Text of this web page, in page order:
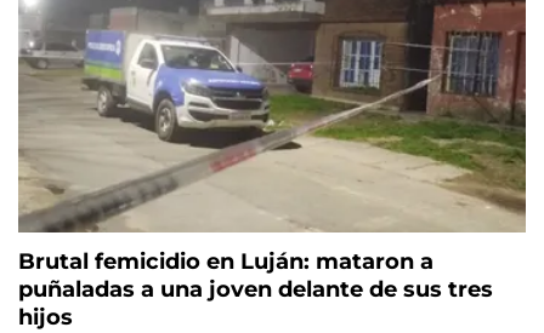
Brutal femicidio en Luján: mataron a
puñaladas a una joven delante de sus tres
hijos